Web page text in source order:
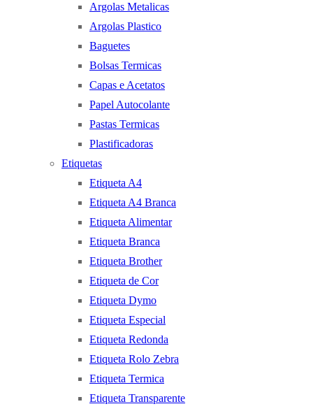
Argolas Metalicas
Argolas Plastico
Baguetes
Bolsas Termicas
Capas e Acetatos
Papel Autocolante
Pastas Termicas
Plastificadoras
Etiquetas
Etiqueta A4
Etiqueta A4 Branca
Etiqueta Alimentar
Etiqueta Branca
Etiqueta Brother
Etiqueta de Cor
Etiqueta Dymo
Etiqueta Especial
Etiqueta Redonda
Etiqueta Rolo Zebra
Etiqueta Termica
Etiqueta Transparente